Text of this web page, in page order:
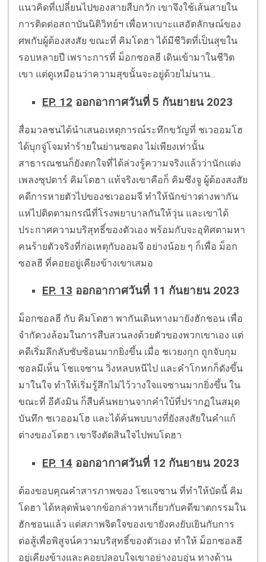
แนวคิดที่เปลี่ยนไปของสายสืบกวัก เขาจึงใช้เส้นสายใน
การติดต่อสถาบันนิติวิทย์ฯ เพื่อหาเบาะแสอัตลักษณ์ของ
ศพกับผู้ต้องสงสัย ขณะที่ คิมโดฮา ได้มีชีวิตที่เป็นสุขใน
รอบหลายปี เพราะการที่ ม็อกซอลฮี เดินเข้ามาในชีวิต
เขา แต่ดูเหมือนว่าความสุขนั้นจะอยู่ด้วยไม่นาน...
EP. 12 ออกอากาศวันที่ 5 กันยายน 2023
สื่อมวลชนได้นำเสนอเหตุการณ์ระทึกขวัญที่ ชเวออมโฮ
ได้บุกจู่โจมทำร้ายในย่านซอดง ไม่เพียงเท่านั้น
สาธารณชนก็ยังตกใจที่ได้ล่วงรู้ความจริงแล้วว่านักแต่ง
เพลงซุปตาร์ คิมโดฮา แท้จริงเขาคือก็ คิมซึงจู ผู้ต้องสงสัย
คดีการหายตัวไปของชเวออมจี ทำให้นักข่าวต่างพากัน
แห่ไปติดตามกรณีที่โรงพยาบาลกันให้วุ่น และเขาได้
ประกาศความบริสุทธิ์ของตัวเอง พร้อมกับจะอุทิศตามหา
คนร้ายตัวจริงที่ก่อเหตุกับออมจี อย่างน้อย ๆ ก็เพื่อ ม็อก
ซอลฮี ที่คอยอยู่เคียงข้างเขาเสมอ
EP. 13 ออกอากาศวันที่ 11 กันยายน 2023
ม็อกซอลฮี กับ คิมโดฮา พากันเดินทางมายังฮักชอน เพื่อ
จำกัดวงล้อมในการสืบสวนลงด้วยตัวของพวกเขาเอง แต่
คดีเริ่มลึกลับซับซ้อนมากยิ่งขึ้น เมื่อ ชเวยงกุก ถูกจับกุม
ซอลมีเห็น โชแจซาน วิ่งหลบหนีไป และคำโกหกก็ดังขึ้น
มาในใจ ทำให้เริ่มรู้สึกไม่ไว้วางใจแจซานมากยิ่งขึ้น ใน
ขณะที่ อีคังมิน ก็สืบค้นพยานจากคำใบ้ที่ปรากฏในสมุด
บันทึก ชเวออมโฮ และได้ค้นพบบางที่ยังสงสัยในคำแก้
ต่างของโดฮา เขาจึงตัดสินใจไปพบโดฮา
EP. 14 ออกอากาศวันที่ 12 กันยายน 2023
ต้องขอบคุณคำสารภาพของ โชแจซาน ที่ทำให้บัดนี้ คิม
โดฮา ได้หลุดพ้นจากข้อกล่าวหาเกี่ยวกับคดีฆาตกรรมใน
ฮักชอนแล้ว แต่สภาพจิตใจของเขายังคงยับเยินกับการ
ต่อสู้เพื่อพิสูจน์ความบริสุทธิ์ของตัวเอง ทำให้ ม็อกซอลฮี
อยู่เคียงข้างและคอยปลอบใจเขาอย่างอบอุ่น ทางด้าน